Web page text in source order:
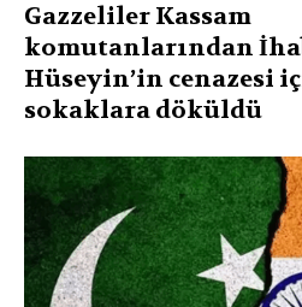
Gazzeliler Kassam
komutanlarından
Hüseyin’in cenazesi
sokaklara döküldü